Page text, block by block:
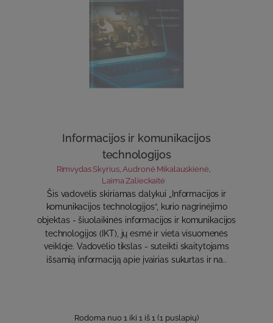
Informacijos ir komunikacijos
technologijos
Rimvydas Skyrius, Audronė Mikalauskienė
Laima Zalieckaitė
Šis vadovėlis skiriamas dalykui „Informacijos ir
komunikacijos technologijos“, kurio nagrinėjimo
objektas - šiuolaikinės informacijos ir komunikacijos
technologijos (IKT), jų esmė ir vieta visuomenės
veikloje. Vadovėlio tikslas - suteikti skaitytojams
išsamią informaciją apie įvairias sukurtas ir na..
Rodoma nuo 1 iki 1 iš 1 (1 puslapių)